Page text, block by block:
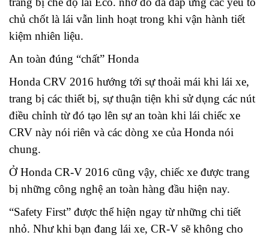
chủ chốt là lái vẫn linh hoạt trong khi vận hành tiết
kiệm nhiên liệu.
An toàn đúng “chất” Honda
Honda CRV 2016 hướng tới sự thoải mái khi lái xe,
trang bị các thiết bị, sự thuận tiện khi sử dụng các nút
điều chỉnh từ đó tạo lên sự an toàn khi lái chiếc xe
CRV này nói riên và các dòng xe của Honda nói
chung.
Ở Honda CR-V 2016 cũng vậy, chiếc xe được trang
bị những công nghệ an toàn hàng đầu hiện nay.
“Safety First” được thể hiện ngay từ những chi tiết
nhỏ. Như khi bạn đang lái xe, CR-V sẽ không cho